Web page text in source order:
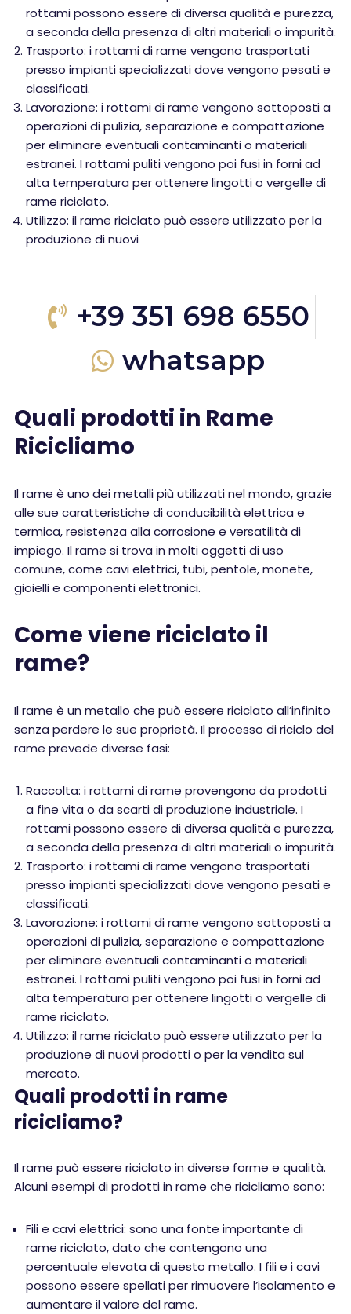
rottami possono essere di diversa qualità e purezza,
a seconda della presenza di altri materiali o impurità.
Trasporto: i rottami di rame vengono trasportati
presso impianti specializzati dove vengono pesati e
classificati.
Lavorazione: i rottami di rame vengono sottoposti a
operazioni di pulizia, separazione e compattazione
per eliminare eventuali contaminanti o materiali
estranei. I rottami puliti vengono poi fusi in forni ad
alta temperatura per ottenere lingotti o vergelle di
rame riciclato.
Utilizzo: il rame riciclato può essere utilizzato per la
produzione di nuovi
+39 351 698 6550
whatsapp
Quali prodotti in Rame
Ricicliamo
Il rame è uno dei metalli più utilizzati nel mondo, grazie
alle sue caratteristiche di conducibilità elettrica e
termica, resistenza alla corrosione e versatilità di
impiego. Il rame si trova in molti oggetti di uso
comune, come cavi elettrici, tubi, pentole, monete,
gioielli e componenti elettronici.
Come viene riciclato il
rame?
Il rame è un metallo che può essere riciclato all’infinito
senza perdere le sue proprietà. Il processo di riciclo del
rame prevede diverse fasi:
Raccolta: i rottami di rame provengono da prodotti
a fine vita o da scarti di produzione industriale. I
rottami possono essere di diversa qualità e purezza,
a seconda della presenza di altri materiali o impurità.
Trasporto: i rottami di rame vengono trasportati
presso impianti specializzati dove vengono pesati e
classificati.
Lavorazione: i rottami di rame vengono sottoposti a
operazioni di pulizia, separazione e compattazione
per eliminare eventuali contaminanti o materiali
estranei. I rottami puliti vengono poi fusi in forni ad
alta temperatura per ottenere lingotti o vergelle di
rame riciclato.
Utilizzo: il rame riciclato può essere utilizzato per la
produzione di nuovi prodotti o per la vendita sul
mercato.
Quali prodotti in rame
ricicliamo?
Il rame può essere riciclato in diverse forme e qualità.
Alcuni esempi di prodotti in rame che ricicliamo sono:
Fili e cavi elettrici: sono una fonte importante di
rame riciclato, dato che contengono una
percentuale elevata di questo metallo. I fili e i cavi
possono essere spellati per rimuovere l’isolamento e
aumentare il valore del rame.